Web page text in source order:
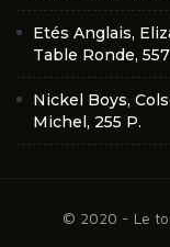
Etés Anglais,
Table Ronde,
Nickel Boys,
Michel, 255 P.
© 2020 - Le